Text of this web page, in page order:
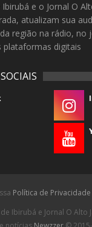
e o Jornal O
atualizam sua
região na rádio, no
plataformas digitais
Política de Privacidade
Ibirubá e Jornal O Alto